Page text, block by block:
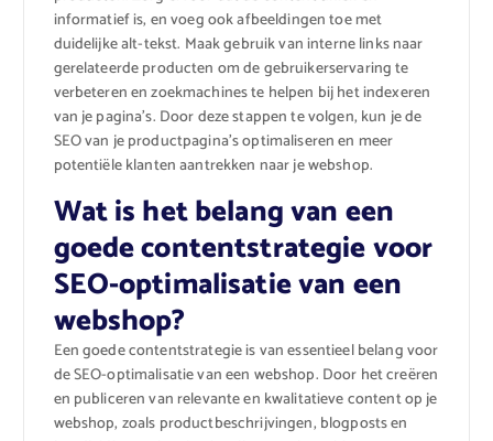
informatief is, en voeg ook afbeeldingen toe met
duidelijke alt-tekst. Maak gebruik van interne links naar
gerelateerde producten om de gebruikerservaring te
verbeteren en zoekmachines te helpen bij het indexeren
van je pagina’s. Door deze stappen te volgen, kun je de
SEO van je productpagina’s optimaliseren en meer
potentiële klanten aantrekken naar je webshop.
Wat is het belang van een
goede contentstrategie voor
SEO-optimalisatie van een
webshop?
Een goede contentstrategie is van essentieel belang voor
de SEO-optimalisatie van een webshop. Door het creëren
en publiceren van relevante en kwalitatieve content op je
webshop, zoals productbeschrijvingen, blogposts en